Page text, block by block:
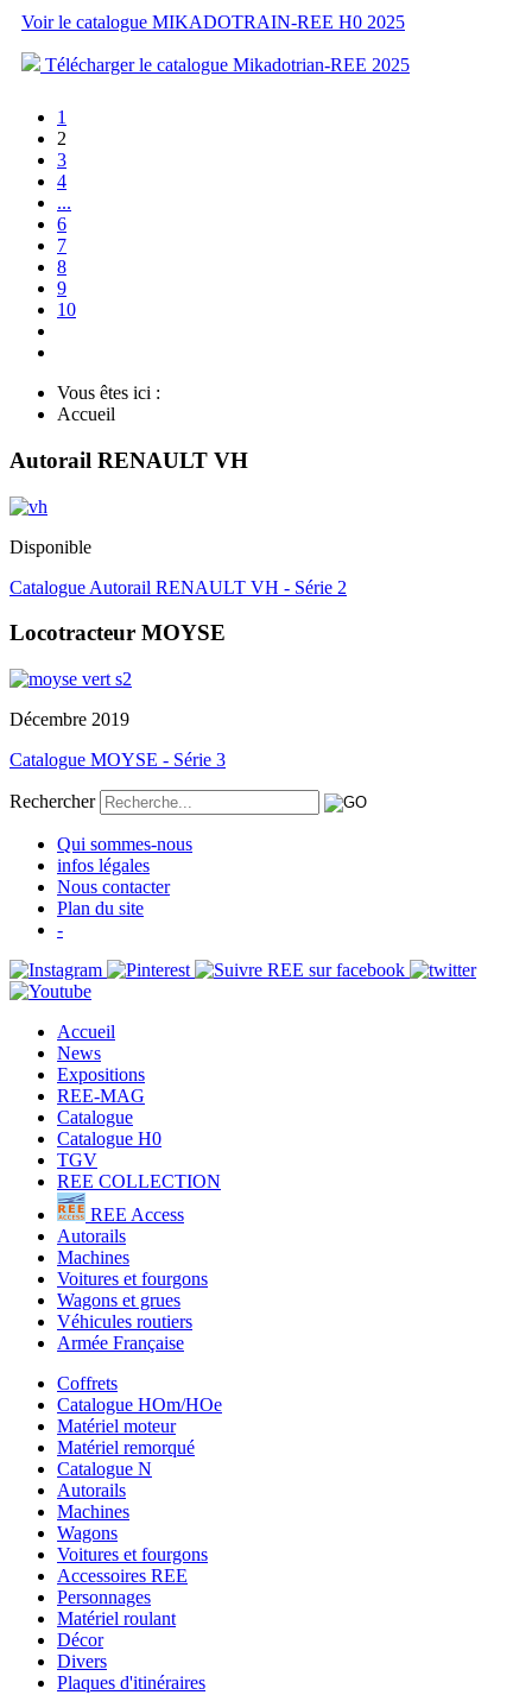
Voir le catalogue MIKADOTRAIN-REE H0 2025
Télécharger le catalogue Mikadotrian-REE 2025
1
2
3
4
...
6
7
8
9
10
Vous êtes ici :
Accueil
Autorail RENAULT VH
Disponible
Catalogue Autorail RENAULT VH - Série 2
Locotracteur MOYSE
Décembre 2019
Catalogue MOYSE - Série 3
Rechercher
Qui sommes-nous
infos légales
Nous contacter
Plan du site
-
Accueil
News
Expositions
REE-MAG
Catalogue
Catalogue H0
TGV
REE COLLECTION
REE Access
Autorails
Machines
Voitures et fourgons
Wagons et grues
Véhicules routiers
Armée Française
Coffrets
Catalogue HOm/HOe
Matériel moteur
Matériel remorqué
Catalogue N
Autorails
Machines
Wagons
Voitures et fourgons
Accessoires REE
Personnages
Matériel roulant
Décor
Divers
Plaques d'itinéraires